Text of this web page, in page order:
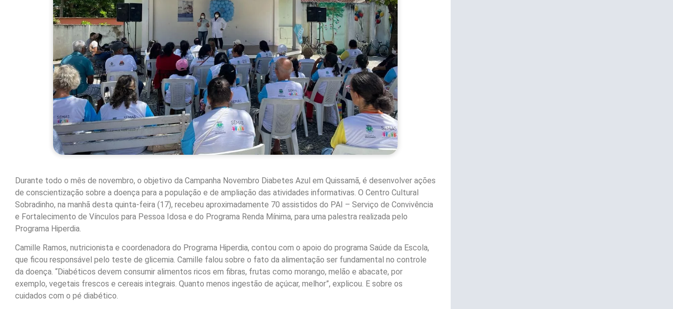
Durante todo o mês de novembro, o objetivo da Campanha Novembro Diabetes Azul em Quissamã, é desenvolver ações
de conscientização sobre a doença para a população e de ampliação das atividades informativas. O Centro Cultural
Sobradinho, na manhã desta quinta-feira (17), recebeu aproximadamente 70 assistidos do PAI – Serviço de Convivência
e Fortalecimento de Vínculos para Pessoa Idosa e do Programa Renda Mínima, para uma palestra realizada pelo
Programa Hiperdia.
Camille Ramos, nutricionista e coordenadora do Programa Hiperdia, contou com o apoio do programa Saúde da Escola,
que ficou responsável pelo teste de glicemia. Camille falou sobre o fato da alimentação ser fundamental no controle
da doença. “Diabéticos devem consumir alimentos ricos em fibras, frutas como morango, melão e abacate, por
exemplo, vegetais frescos e cereais integrais. Quanto menos ingestão de açúcar, melhor”, explicou. E sobre os
cuidados com o pé diabético.